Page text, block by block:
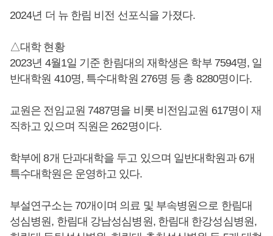
2024년 더 뉴 한림 비전 선포식을 가졌다.
△대학 현황
2023년 4월1일 기준 한림대의 재학생은 학부 7594명, 일
반대학원 410명, 특수대학원 276명 등 총 8280명이다.
교원은 전임교원 7487명을 비롯 비전임교원 617명이 재
직하고 있으며 직원은 262명이다.
학부에 8개 단과대학을 두고 있으며 일반대학원과 6개
특수대학원은 운영하고 있다.
부설연구소는 70개이며 의료 및 부속병원으로 한림대
성심병원, 한림대 강남성심병원, 한림대 한강성심병원,